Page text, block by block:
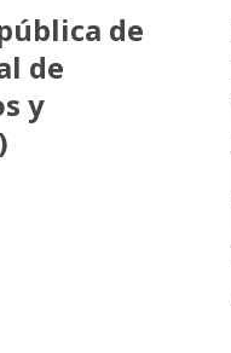
de
de
y